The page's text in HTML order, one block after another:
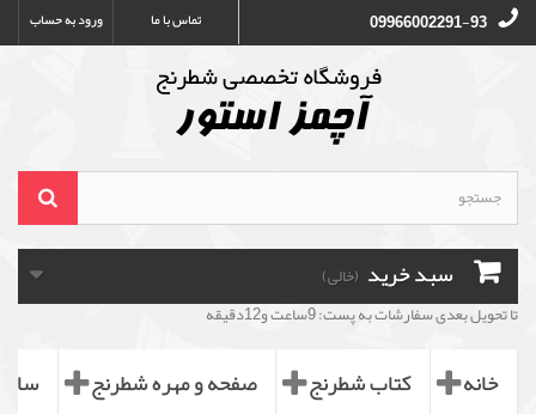
ورود به حساب تماس با ما 09966002291-93
سبد خرید (خالی)
تا تحویل بعدی سفارشات به پست: 9ساعت و12دقیقه
خانه کتاب شطرنج صفحه و مهره شطرنج